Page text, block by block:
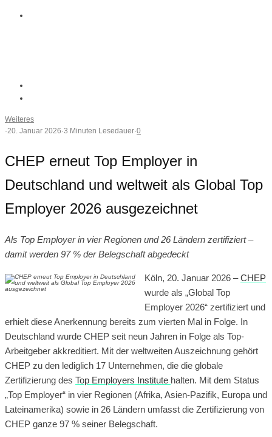
Weiteres
·20. Januar 2026·3 Minuten Lesedauer·0
CHEP erneut Top Employer in
Deutschland und weltweit als Global Top
Employer 2026 ausgezeichnet
Als Top Employer in vier Regionen und 26 Ländern zertifiziert –
damit werden 97 % der Belegschaft abgedeckt
Köln, 20. Januar 2026 –CHEP
wurde als „Global Top
Employer 2026“ zertifiziert und
erhielt diese Anerkennung bereits zum vierten Mal in Folge. In
Deutschland wurde CHEP seit neun Jahren in Folge als Top-
Arbeitgeber akkreditiert. Mit der weltweiten Auszeichnung gehört
CHEP zu den lediglich 17 Unternehmen, die die globale
Zertifizierung des Top Employers Institute halten. Mit dem Status
„Top Employer“ in vier Regionen (Afrika, Asien-Pazifik, Europa und
Lateinamerika) sowie in 26 Ländern umfasst die Zertifizierung von
CHEP ganze 97 % seiner Belegschaft.